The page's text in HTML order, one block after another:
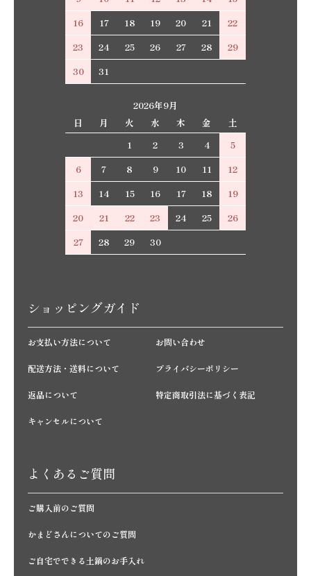
16
17 18 19 20 21
22
23
24 25 26 27 28
29
30
31
2026年9月
日
月 火 水 木 金
土
1
2 3 4
5
6
7 8 9 10 11
12
13
14 15 16 17 18
19
20
21 22 23 24 25
26
27
28 29 30
ショッピングガイド
お支払い方法について
配送方法・送料について
返品について
キャンセルについて
お問い合わせ
プライバシーポリシー
特定商取引法に基づく表記
よくあるご質問
ご購入前のご質問
かまどさんについてのご質問
ご自宅でできる土鍋のお手入れ